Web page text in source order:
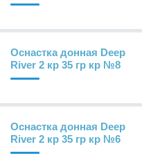
Оснастка донная Deep
River 2 кр 35 гр кр №8
Оснастка донная Deep
River 2 кр 35 гр кр №6